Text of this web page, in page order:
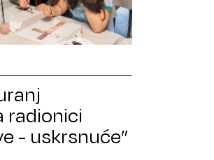
radionici
- uskrsnuće”